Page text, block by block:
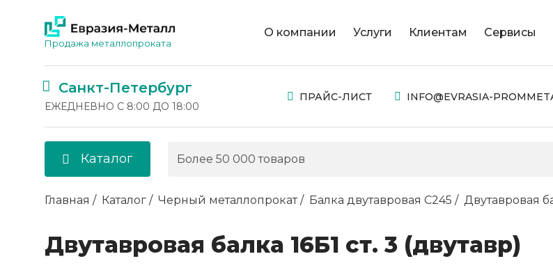
Продажа металлопроката
О компании Услуги Клиентам Сервисы
Санкт-Петербург
ЕЖЕДНЕВНО С 8:00 ДО 18:00
ПРАЙС-ЛИСТ INFO@EVRASIA-
Каталог
Главная Каталог Черный металлопрокат Балка двутавровая С245 Двутавровая
Двутавровая балка 16Б1 ст. 3 (двутавр)